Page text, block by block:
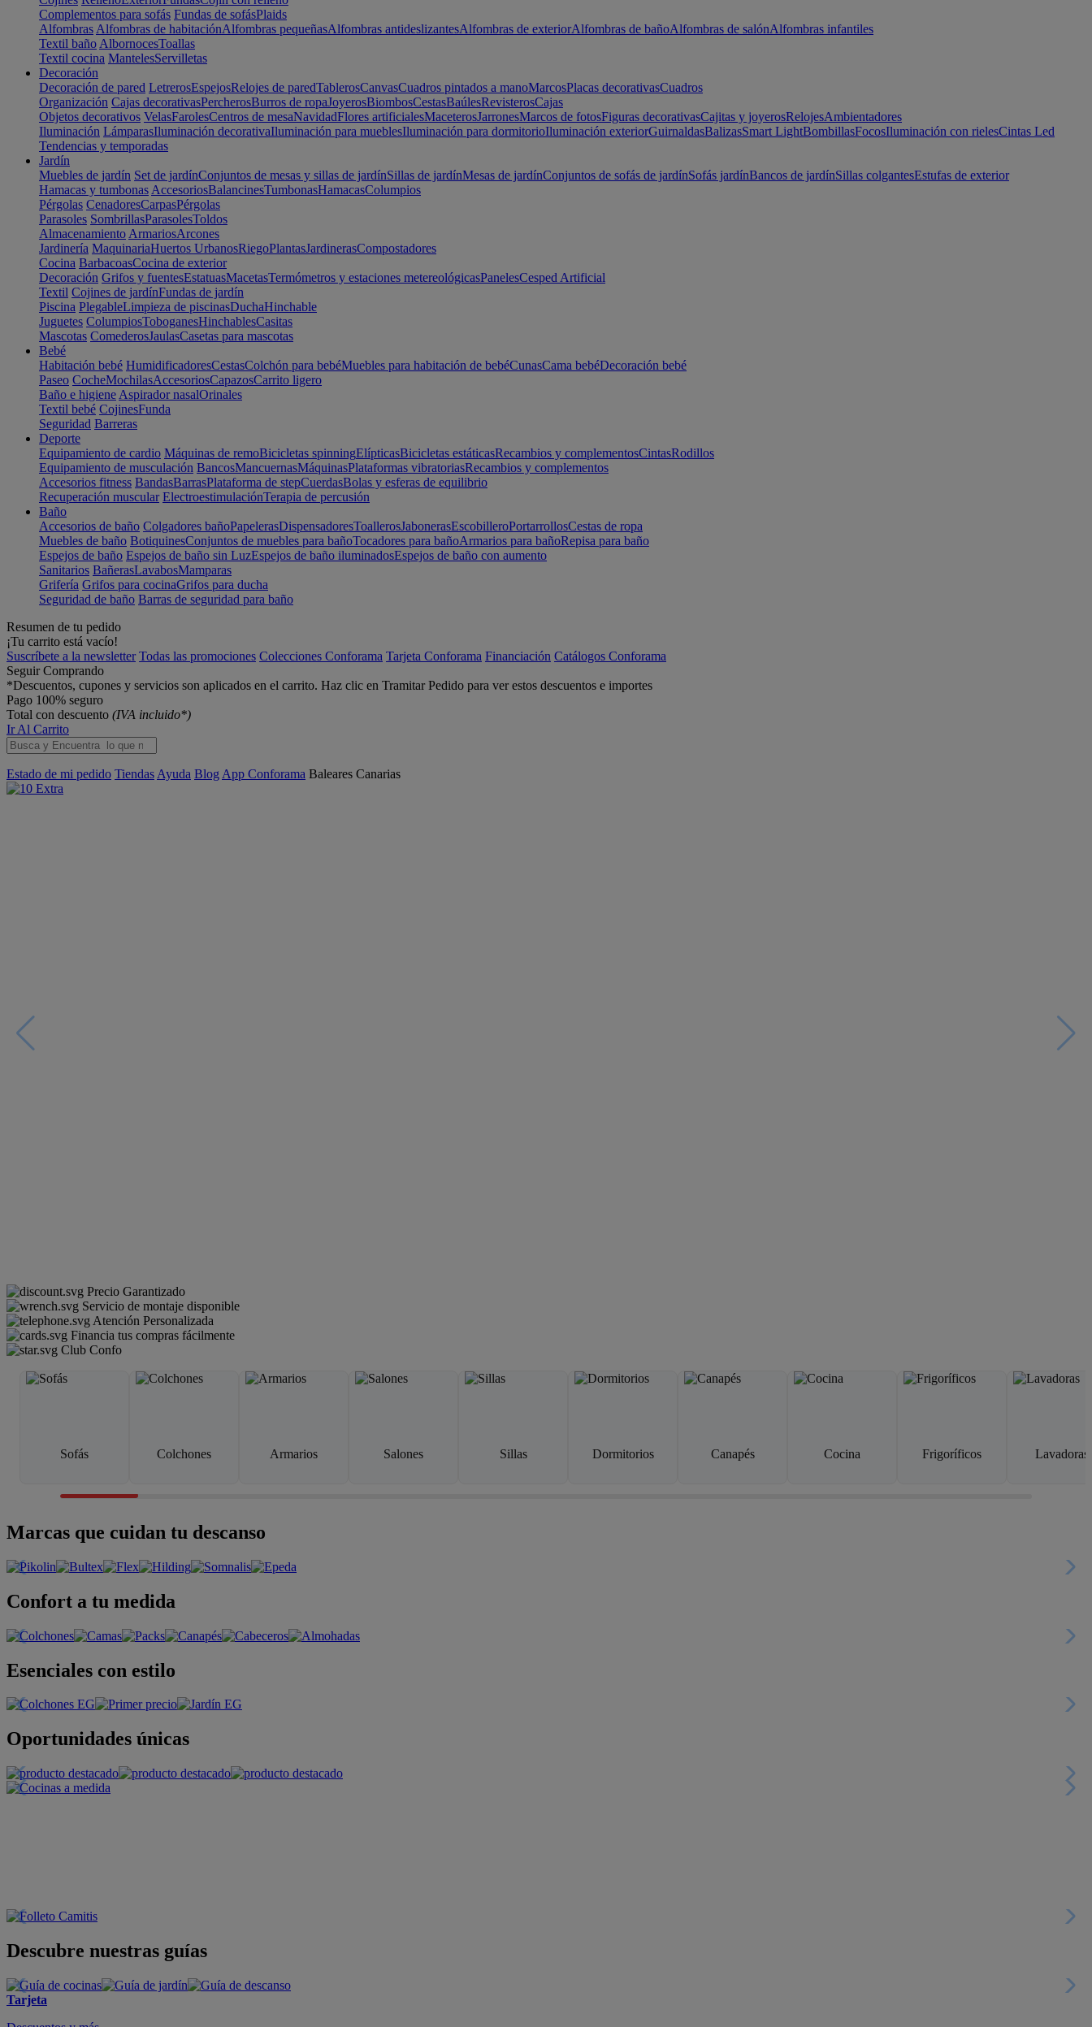
Complementos para sofás Fundas de sofásPlaids
Alfombras Alfombras de habitaciónAlfombras pequeñasAlfombras antideslizantesAlfombras de exteriorAlfombras de bañoAlfombras de salónAlfombras infantiles
Textil baño AlbornocesToallas
Textil cocina MantelesServilletas
Decoración
Decoración de pared LetrerosEspejosRelojes de paredTablerosCanvasCuadros pintados a manoMarcosPlacas decorativasCuadros
Organización Cajas decorativasPercherosBurros de ropaJoyerosBiombosCestasBaúlesRevisterosCajas
Objetos decorativos VelasFarolesCentros de mesaNavidadFlores artificialesMaceterosJarronesMarcos de fotosFiguras decorativasCajitas y joyerosRelojesAmbientadores
Iluminación LámparasIluminación decorativaIluminación para mueblesIluminación para dormitorioIluminación exteriorGuirnaldasBalizasSmart LightBombillasFocosIluminación con rielesCintas Led
Tendencias y temporadas
Jardín
Muebles de jardín Set de jardínConjuntos de mesas y sillas de jardínSillas de jardínMesas de jardínConjuntos de sofás de jardínSofás jardínBancos de jardínSillas colgantesEstufas de exterior
Hamacas y tumbonas AccesoriosBalancinesTumbonasHamacasColumpios
Pérgolas CenadoresCarpasPérgolas
Parasoles SombrillasParasolesToldos
Almacenamiento ArmariosArcones
Jardinería MaquinariaHuertos UrbanosRiegoPlantasJardinerasCompostadores
Cocina BarbacoasCocina de exterior
Decoración Grifos y fuentesEstatuasMacetasTermómetros y estaciones metereológicasPanelesCesped Artificial
Textil Cojines de jardínFundas de jardín
Piscina PlegableLimpieza de piscinasDuchaHinchable
Juguetes ColumpiosToboganesHinchablesCasitas
Mascotas ComederosJaulasCasetas para mascotas
Bebé
Habitación bebé HumidificadoresCestasColchón para bebéMuebles para habitación de bebéCunasCama bebéDecoración bebé
Paseo CocheMochilasAccesoriosCapazosCarrito ligero
Baño e higiene Aspirador nasalOrinales
Textil bebé CojinesFunda
Seguridad Barreras
Deporte
Equipamiento de cardio Máquinas de remoBicicletas spinningElípticasBicicletas estáticasRecambios y complementosCintasRodillos
Equipamiento de musculación BancosMancuernasMáquinasPlataformas vibratoriasRecambios y complementos
Accesorios fitness BandasBarrasPlataforma de stepCuerdasBolas y esferas de equilibrio
Recuperación muscular ElectroestimulaciónTerapia de percusión
Baño
Accesorios de baño Colgadores bañoPapelerasDispensadoresToallerosJabonerasEscobilleroPortarrollosCestas de ropa
Muebles de baño BotiquinesConjuntos de muebles para bañoTocadores para bañoArmarios para bañoRepisa para baño
Espejos de baño Espejos de baño sin LuzEspejos de baño iluminadosEspejos de baño con aumento
Sanitarios BañerasLavabosMamparas
Grifería Grifos para cocinaGrifos para ducha
Seguridad de baño Barras de seguridad para baño
Resumen de tu pedido
¡Tu carrito está vacío!
Suscríbete a la newsletter Todas las promociones Colecciones Conforama Tarjeta Conforama Financiación Catálogos Conforama
Seguir Comprando
*Descuentos, cupones y servicios son aplicados en el carrito. Haz clic en Tramitar Pedido para ver estos descuentos e importes
Pago 100% seguro
Total con descuento (IVA incluido*)
Ir Al Carrito
Estado de mi pedido Tiendas Ayuda Blog App Conforama Baleares Canarias
Precio Garantizado
Servicio de montaje disponible
Atención Personalizada
Financia tus compras fácilmente
Club Confo
Sofás Colchones Armarios Salones Sillas Dormitorios Canapés Cocina Frigoríficos Lavadoras
Marcas que cuidan tu descanso
Confort a tu medida
Esenciales con estilo
Oportunidades únicas
Descubre nuestras guías
Tarjeta